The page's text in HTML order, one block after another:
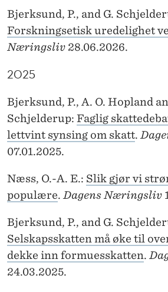
Bjerksund, P., and G.
Forskningsetisk uredelighet
Næringsliv 28.06.2026.
2025
Bjerksund, P., A. O. Hopland
Schjelderup: Faglig
lettvint synsing om skatt.
07.01.2025.
Næss, O.-A. E.: Slik gjør vi
populære. Dagens Næringsliv
Bjerksund, P., and G.
Selskapsskatten må øke til
dekke inn formuesskatten.
24.03.2025.